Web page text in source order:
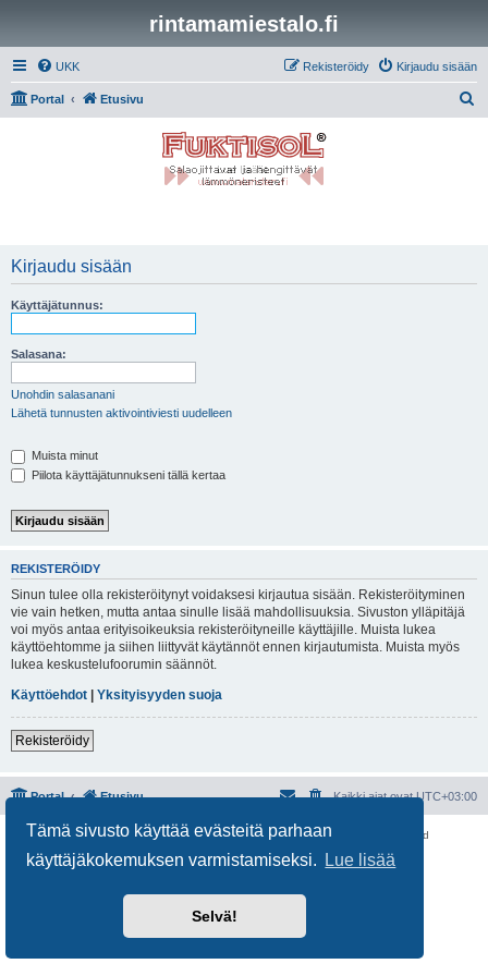
Tämä sivusto käyttää evästeitä parhaan
käyttäjäkokemuksen varmistamiseksi.
Lue lisää
Selvä!
rintamamiestalo.fi
UKK Kirjaudu sisään
Rekisteröidy
Portal Etusivu
Kirjaudu sisään
Käyttäjätunnus:
Salasana:
Unohdin salasanani
Lähetä tunnusten aktivointiviesti uudelleen
Muista minut
Piilota käyttäjätunnukseni tällä kertaa
REKISTERÖIDY
Sinun tulee olla rekisteröitynyt voidaksesi kirjautua sisään. Rekisteröityminen
vie vain hetken, mutta antaa sinulle lisää mahdollisuuksia. Sivuston ylläpitäjä
voi myös antaa erityisoikeuksia rekisteröityneille käyttäjille. Muista lukea
käyttöehtomme ja siihen liittyvät käytännöt ennen kirjautumista. Muista myös
lukea keskustelufoorumin säännöt.
Käyttöehdot | Yksityisyyden suoja
Rekisteröidy
Portal Etusivu Kaikki ajat ovatUTC+03:00
Keskustelufoorumin ohjelmistophpBB® Forum Software © phpBB Limited
Käännös: phpBB Suomi (lurttinen, harritapio, Pettis)